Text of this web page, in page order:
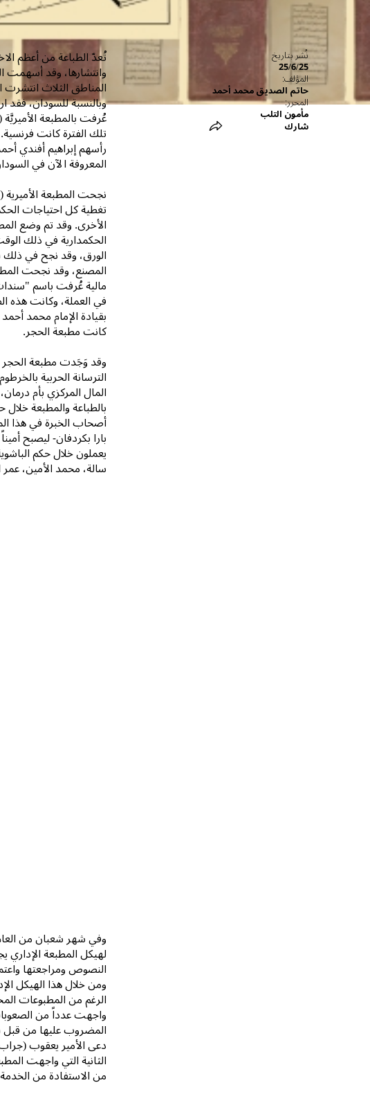
نُشر بتاريخ
25/6/25
المؤلف:
حاتم الصديق محمد أحمد
المحرر:
مأمون التلب
شارك
تُعدّ الطباعة من أعظم
وانتشارها، وقد أسهمت
المناطق الثلاث انتشرت
عُرفت بالمطبعة
تلك الفترة كانت
رأسهم إبراهيم أفندي
المعروفة الآن في
نجحت المطبعة
تغطية كل احتياجات
الأخرى. وقد تم وضع
الحكمدارية في ذلك
الورق، وقد نجح في ذلك
المصنع، وقد نجحت
في العملة، وكانت هذه
كانت مطبعة الحجر.
وقد وَجَدت مطبعة الحجر
الترسانة الحربية
المال المركزي بأم
بالطباعة والمطبعة
أصحاب الخبرة في هذا
بارا بكردفان- ليصبح
يعملون خلال حكم
سالة، محمد الأمين، عمر
لهيكل المطبعة الإداري
النصوص ومراجعتها
ومن خلال هذا الهيكل
الرغم من المطبوعات
واجهت عدداً من
المضروب عليها من قبل
دعى الأمير يعقوب
الثانية التي واجهت
من الاستفادة من الخدمة